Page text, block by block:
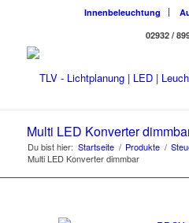
Innenbeleuchtung
02932 /
Multi LED Konverter
Du bist hier: Startseite / Produkte /
Multi LED Konverter dimmbar